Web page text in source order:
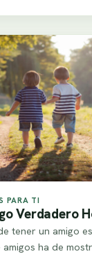
PARA TI
Verdadero
tener un amigo
ha de